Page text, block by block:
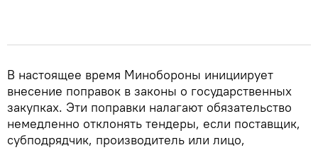
В настоящее время Минобороны инициирует
внесение поправок в законы о государственных
закупках. Эти поправки налагают обязательство
немедленно отклонять тендеры, если поставщик,
субподрядчик, производитель или лицо,